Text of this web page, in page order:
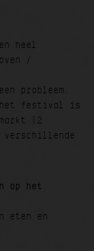
heel
/
probleem.
het festival is
(2
verschillende
op het
eten en